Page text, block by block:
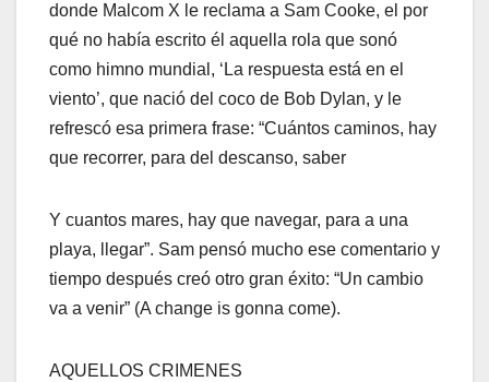
donde Malcom X le reclama a Sam Cooke, el por
qué no había escrito él aquella rola que sonó
como himno mundial, ‘La respuesta está en el
viento’, que nació del coco de Bob Dylan, y le
refrescó esa primera frase: “Cuántos caminos, hay
que recorrer, para del descanso, saber
Y cuantos mares, hay que navegar, para a una
playa, llegar”. Sam pensó mucho ese comentario y
tiempo después creó otro gran éxito: “Un cambio
va a venir” (A change is gonna come).
AQUELLOS CRIMENES